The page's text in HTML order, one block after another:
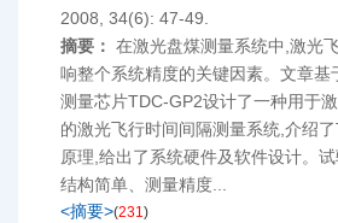
2008, 34(6): 47-49.
摘要： 在激光盘煤测量系统中,激光
响整个系统精度的关键因素。文章基
测量芯片TDC-GP2设计了一种用于
的激光飞行时间间隔测量系统,介绍
原理,给出了系统硬件及软件设计。
结构简单、测量精度...
<摘要>(231)